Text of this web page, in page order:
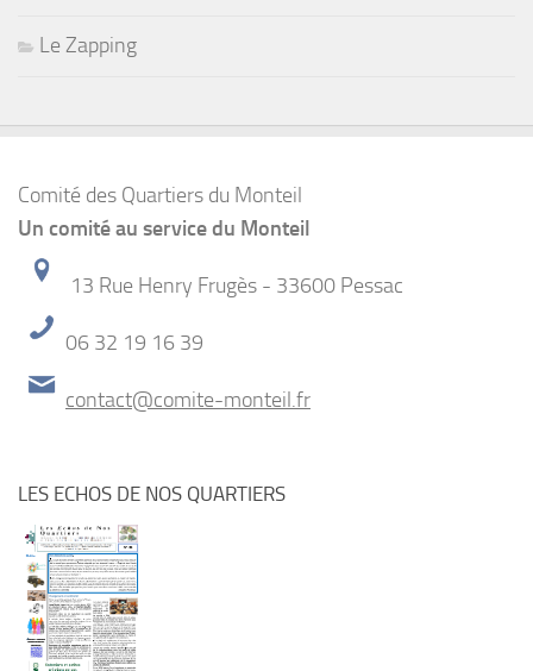
Le Zapping
Comité des Quartiers du Monteil
Un comité au service du Monteil
13 Rue Henry Frugès - 33600 Pessac
06 32 19 16 39
contact@comite-monteil.fr
LES ECHOS DE NOS QUARTIERS